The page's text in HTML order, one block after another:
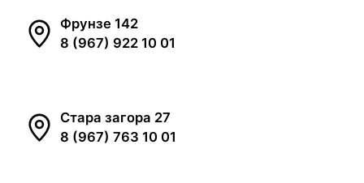
Фрунзе 142
8 (967) 922 10 01
Стара загора 27
8 (967) 763 10 01